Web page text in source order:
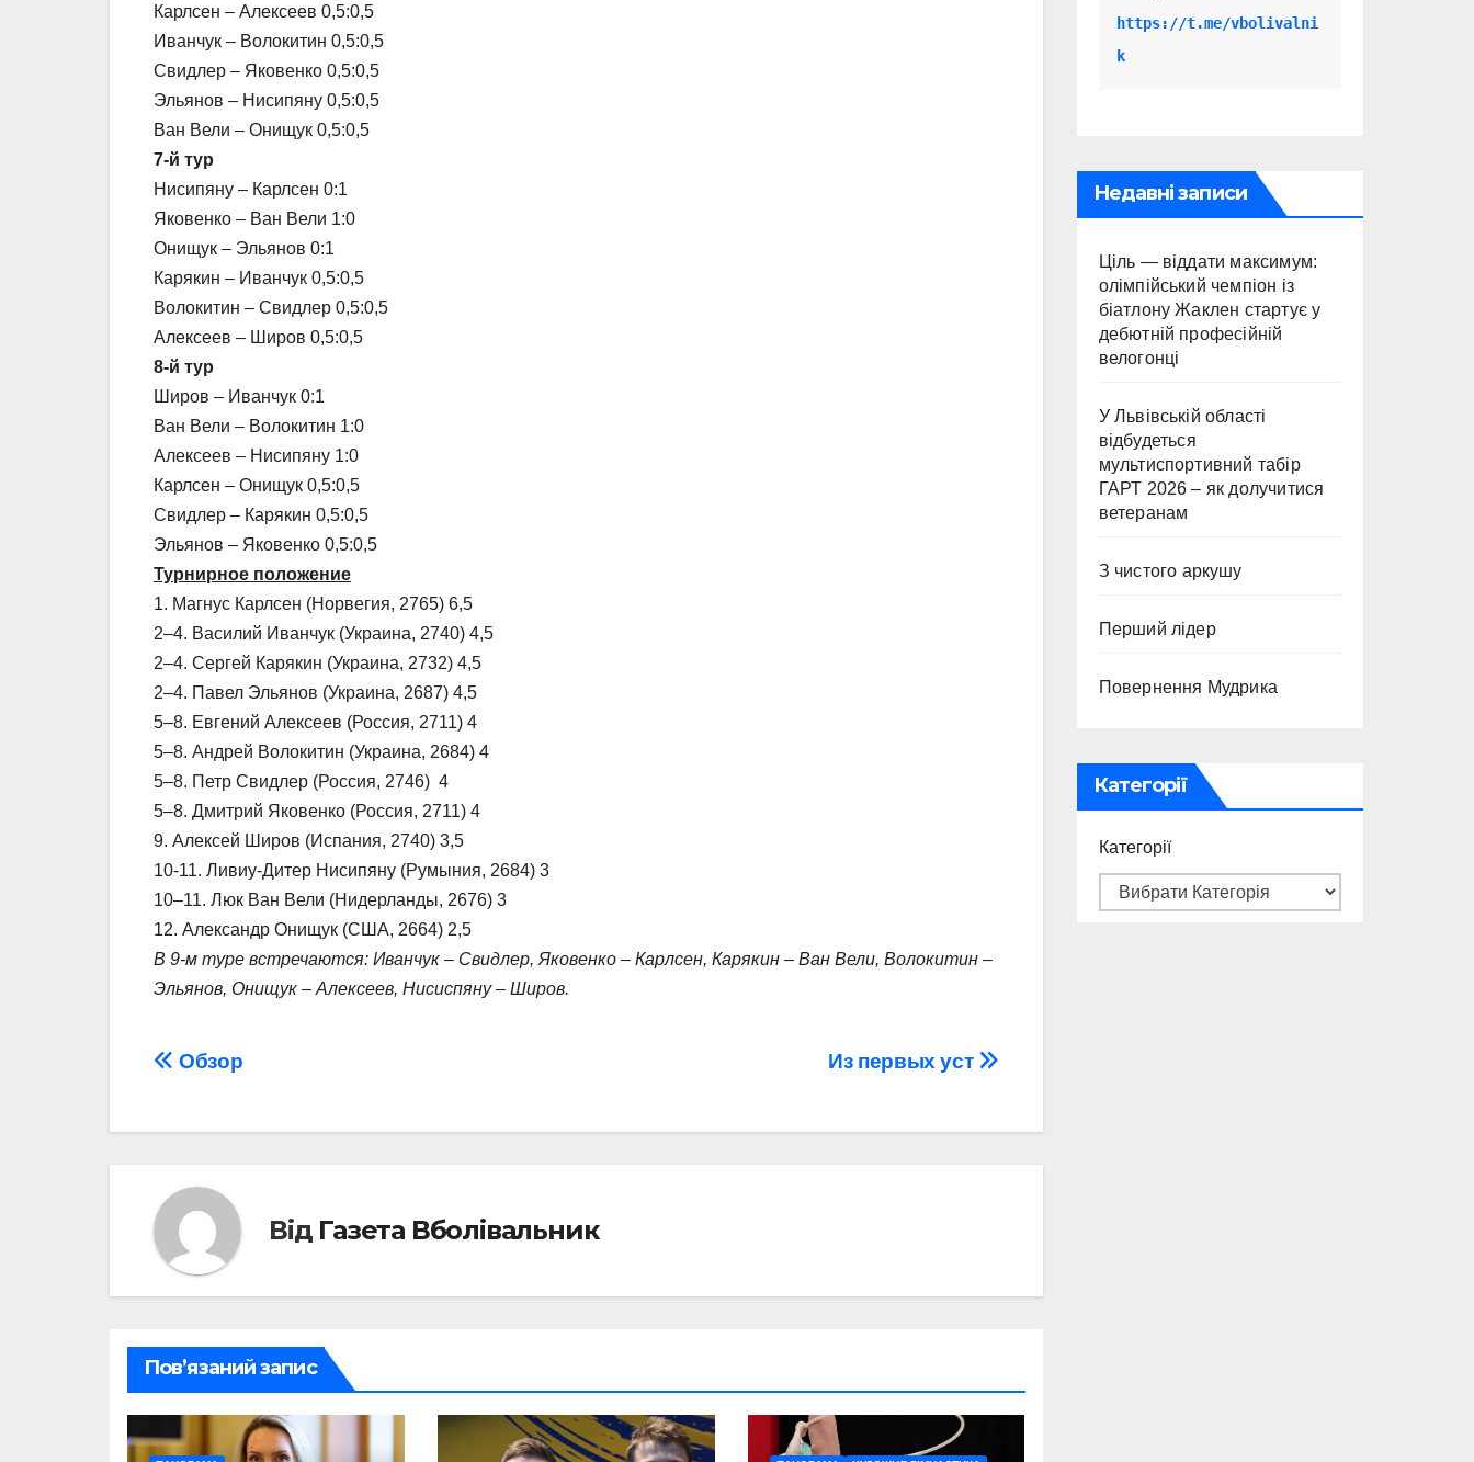
Карлсен – Алексеев 0,5:0,5
Иванчук – Волокитин 0,5:0,5
Свидлер – Яковенко 0,5:0,5
Эльянов – Нисипяну 0,5:0,5
Ван Вели – Онищук 0,5:0,5
7-й тур
Нисипяну – Карлсен 0:1
Яковенко – Ван Вели 1:0
Онищук – Эльянов 0:1
Карякин – Иванчук 0,5:0,5
Волокитин – Свидлер 0,5:0,5
Алексеев – Широв 0,5:0,5
8-й тур
Широв – Иванчук 0:1
Ван Вели – Волокитин 1:0
Алексеев – Нисипяну 1:0
Карлсен – Онищук 0,5:0,5
Свидлер – Карякин 0,5:0,5
Эльянов – Яковенко 0,5:0,5
Турнирное положение
1. Магнус Карлсен (Норвегия, 2765) 6,5
2–4. Василий Иванчук (Украина, 2740) 4,5
2–4. Сергей Карякин (Украина, 2732) 4,5
2–4. Павел Эльянов (Украина, 2687) 4,5
5–8. Евгений Алексеев (Россия, 2711) 4
5–8. Андрей Волокитин (Украина, 2684) 4
5–8. Петр Свидлер (Россия, 2746) 4
5–8. Дмитрий Яковенко (Россия, 2711) 4
9. Алексей Широв (Испания, 2740) 3,5
10-11. Ливиу-Дитер Нисипяну (Румыния, 2684) 3
10–11. Люк Ван Вели (Нидерланды, 2676) 3
12. Александр Онищук (США, 2664) 2,5
В 9-м туре встречаются: Иванчук – Свидлер, Яковенко – Карлсен, Карякин – Ван Вели, Волокитин –
Эльянов, Онищук – Алексеев, Нисиспяну – Широв.
Навігація
Из первых уст
Обзор
Від Газета Вболівальник
Пов’язаний запис
https://t.me/vbolivalni
k
Недавні записи
Ціль — віддати максимум:
олімпійський чемпіон із
біатлону Жаклен стартує у
дебютній професійній
велогонці
У Львівській області
відбудеться
мультиспортивний табір
ГАРТ 2026 – як долучитися
ветеранам
З чистого аркушу
Перший лідер
Повернення Мудрика
Категорії
Категорії